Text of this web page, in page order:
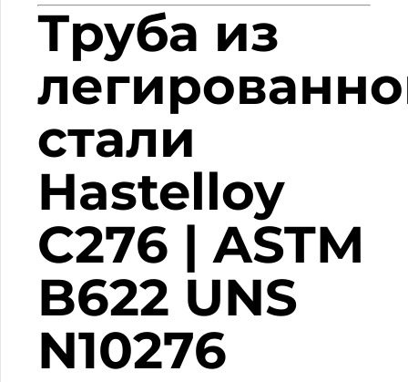
Труба из
стали
Hastelloy
C276 | ASTM
B622 UNS
N10276